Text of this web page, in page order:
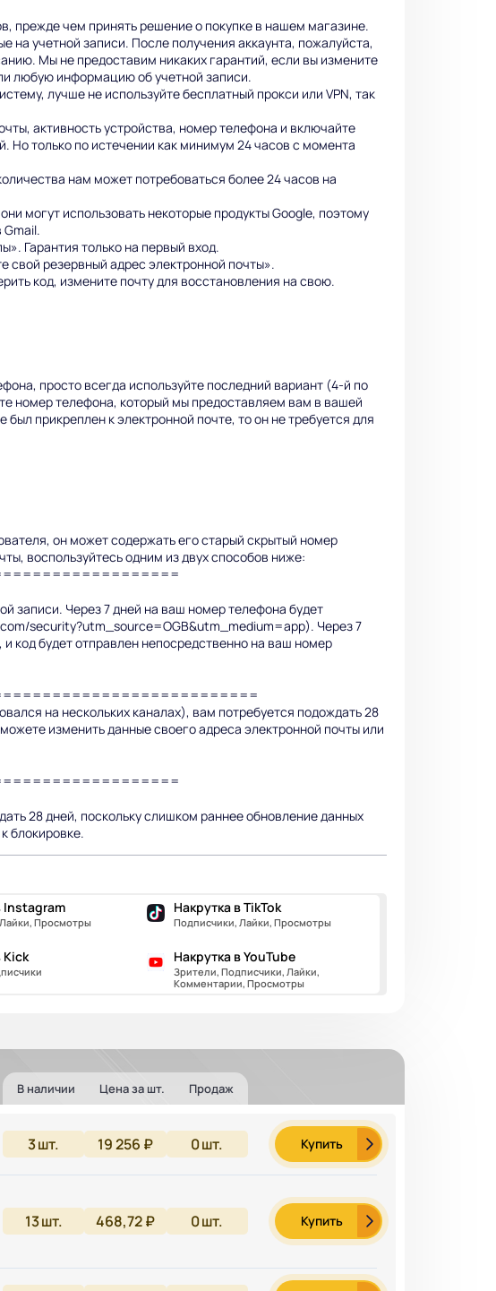
прежде чем принять решение о покупке в нашем магазине.
на учетной записи. После получения аккаунта, пожалуйста,
Мы не предоставим никаких гарантий, если вы измените
любую информацию об учетной записи.
лучше не используйте бесплатный прокси или VPN, так
активность устройства, номер телефона и включайте
Но только по истечении как минимум 24 часов с момента
нам может потребоваться более 24 часов на
могут использовать некоторые продукты Google, поэтому
Гарантия только на первый вход.
свой резервный адрес электронной почты».
код, измените почту для восстановления на свою.
просто всегда используйте последний вариант (4-й по
номер телефона, который мы предоставляем вам в вашей
прикреплен к электронной почте, то он не требуется для
он может содержать его старый скрытый номер
воспользуйтесь одним из двух способов ниже:
записи. Через 7 дней на ваш номер телефона будет
security?utm_source=OGB&utm_medium=app). Через 7
код будет отправлен непосредственно на ваш номер
на нескольких каналах), вам потребуется подождать 28
изменить данные своего адреса электронной почты или
28 дней, поскольку слишком раннее обновление данных
блокировке.
Instagram
Просмотры
Накрутка в TikTok
Подписчики, Лайки, Просмотры
Kick Накрутка в YouTube
Зрители, Подписчики, Лайки,
Комментарии, Просмотры
В наличии Цена за шт. Продаж
3шт. 19 256 ₽ 0шт. Купить
13шт. 468,72 ₽ 0шт. Купить